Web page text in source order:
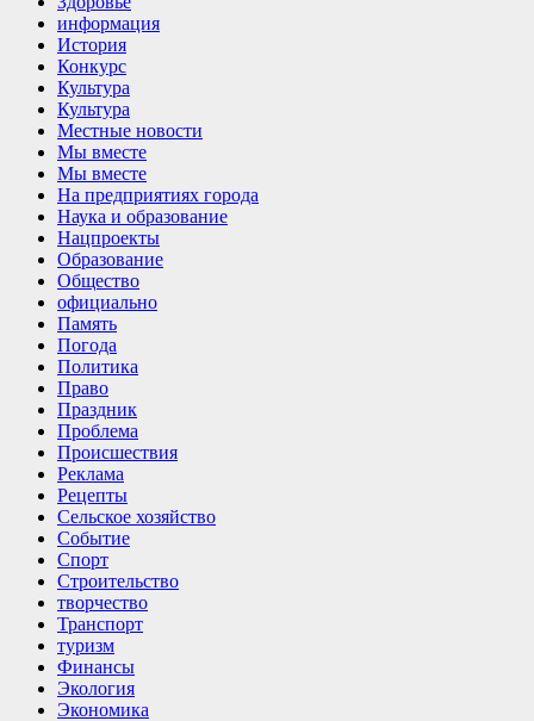
информация
История
Конкурс
Культура
Культура
Местные новости
Мы вместе
Мы вместе
На предприятиях города
Наука и образование
Нацпроекты
Образование
Общество
официально
Память
Погода
Политика
Право
Праздник
Проблема
Происшествия
Реклама
Рецепты
Сельское хозяйство
Событие
Спорт
Строительство
творчество
Транспорт
туризм
Финансы
Экология
Экономика